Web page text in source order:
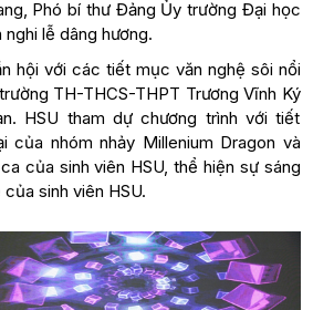
Phó bí thư Đảng Ủy trường Đại học
lễ dâng hương.
hội với các tiết mục văn nghệ sôi nổi
TH-THCS-THPT Trương Vĩnh Ký
HSU tham dự chương trình với tiết
của nhóm nhảy Millenium Dragon và
của sinh viên HSU, thể hiện sự sáng
sinh viên HSU.